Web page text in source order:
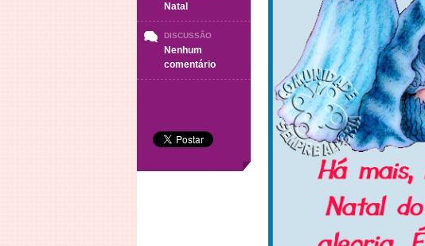
Natal
DISCUSSÃO
Nenhum
comentárioem
Mensagem